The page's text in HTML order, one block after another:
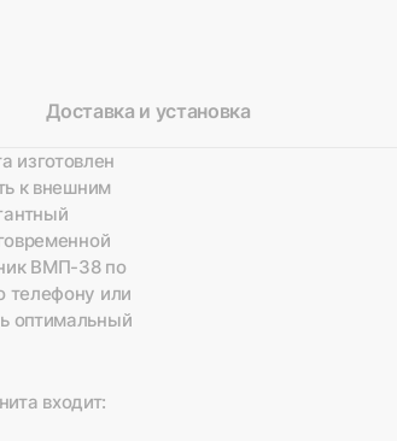
Доставка и установка
изготовлен
к внешним
ВМП-38 по
телефону или
оптимальный
входит: